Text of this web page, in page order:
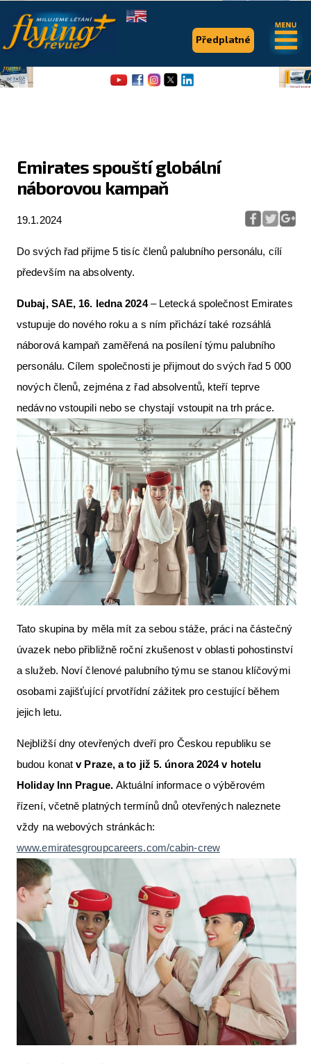
Emirates spouští globální
náborovou kampaň
19.1.2024
Do svých řad přijme 5 tisíc členů palubního personálu, cílí
především na absolventy.
Dubaj, SAE, 16. ledna 2024– Letecká společnost Emirates
vstupuje do nového roku a s ním přichází také rozsáhlá
náborová kampaň zaměřená na posílení týmu palubního
personálu. Cílem společnosti je přijmout do svých řad 5 000
nových členů, zejména z řad absolventů, kteří teprve
nedávno vstoupili nebo se chystají vstoupit na trh práce.
Tato skupina by měla mít za sebou stáže, práci na částečný
úvazek nebo přibližně roční zkušenost v oblasti pohostinství
a služeb. Noví členové palubního týmu se stanou klíčovými
osobami zajišťující prvotřídní zážitek pro cestující během
jejich letu.
Nejbližší dny otevřených dveří pro Českou republiku se
budou konatv Praze, a to již 5. února 2024 v hotelu
Holiday Inn Prague. Aktuální informace o výběrovém
řízení, včetně platných termínů dnů otevřených naleznete
vždy na webových stránkách:
www.emiratesgroupcareers.com/cabin-crew
Předplatné
.
Flying Revue
Pro piloty
Série & speciály
Letecká videa
Aktuální FR + archiv
Letecká muzea
VFR Communication app
The SAFE Guide app
Nabídky práce v letectví
Inzerujte s námi
E-SHOP